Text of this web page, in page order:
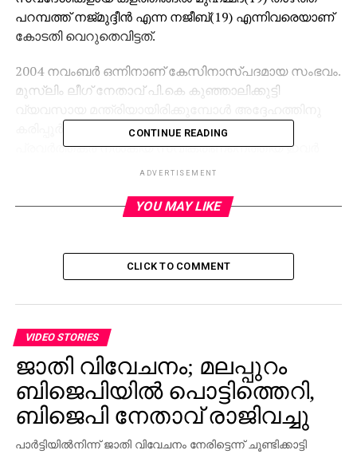
പറമ്പത്ത് നജ്മുദ്ദീന്‍ എന്ന നജീബ്(19) എന്നിവരെയാണ്
കോടതി വെറുതെവിട്ടത്.
2004 നവംബര്‍ ഒന്നിനാണ് കേസിനാസ്പദമായ സംഭവം.
മുസ്‌ലിം ലീഗ് നേതാവ് പി.കെ കുഞ്ഞാലിക്കുട്ടി
കരിപ്പൂര്‍ എയര്‍പ്പോര്‍ട്ടില്‍ മുസ്്്്്ലീം ലീഗ്
പ്രവര്‍ത്തകര്‍ നല്‍കിയ സ്വീകരിണനെത്തിയ ഇവര്‍
നിരോധിതമേഖലയില്‍ കടന്നു ഡൊമസ്റ്റിക്ക്
മേല്‍കൂരയില്‍ സ്ഥാപിച്ച ഇന്ത്യന്‍ എയര്‍ലൈന്‍
രണ്ടില്‍ കൂടുതല്‍ പേര്‍ സംഘം ചേരല്‍,
പ്രതികള്‍കെതിരെ കേസ് രജിസ്തര്‍ ചെയ്തിരുന്നത്.
2004ല്‍ കൊണ്ടോട്ടി പൊലീസ് രജിസ്റ്റര്‍ ചെയ്ത
കേസില്‍ പ്രതികളായവര്‍ക്ക് മലപ്പുറം ജുഡീഷ്യല്‍
ഒന്നാം ക്ലാസ് മജിസ്‌ട്രേറ്റ് കോടതിയില്‍ നിന്നും
അഡ്വ.യു.എ ലത്തീഫായിരുന്നു ജാമ്യം
CONTINUE READING
ADVERTISEMENT
YOU MAY LIKE
CLICK TO COMMENT
VIDEO STORIES
ജാതി വിവേചനം; മലപ്പുറം
ബിജെപിയില്‍ പൊട്ടിത്തെറി,
ബിജെപി നേതാവ് രാജിവച്ചു
പാര്‍ട്ടിയില്‍നിന്ന് ജാതി വിവേചനം നേരിട്ടെന്ന് ചൂണ്ടിക്കാട്ടി